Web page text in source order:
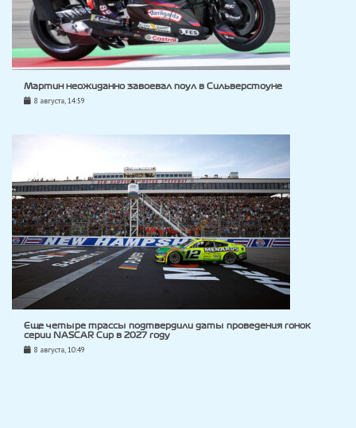
Мартин неожиданно завоевал поул в Сильверстоуне
8 августа, 14:59
Еще четыре трассы подтвердили даты проведения гонок
серии NASCAR Cup в 2027 году
8 августа, 10:49